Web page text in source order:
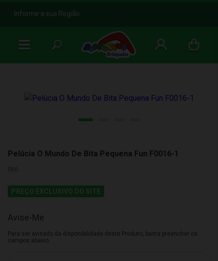
b
Informe a sua Região
Pelúcia O Mundo De Bita Pequena Fun F0016-1
586
PREÇO EXCLUSIVO DO SITE
Avise-Me
Para ser avisado da disponibilidade deste Produto, basta preencher os
campos abaixo.